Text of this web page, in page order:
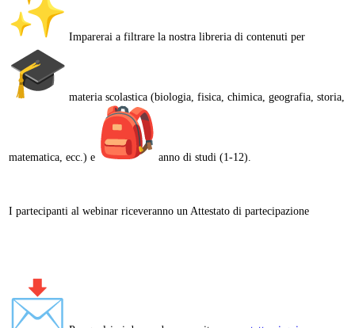
Imparerai a filtrare la nostra libreria di contenuti per
materia scolastica (biologia, fisica, chimica, geografia, storia,
matematica, ecc.) e anno di studi (1-12).
I partecipanti al webinar riceveranno un Attestato di partecipazione